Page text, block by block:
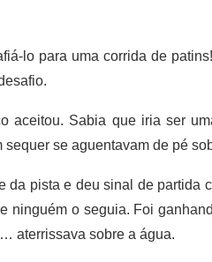
lo para uma corrida de
Sabia que iria ser
se aguentavam de pé
pista e deu sinal de partida
ninguém o seguia. Foi
aterrissava sobre a água.